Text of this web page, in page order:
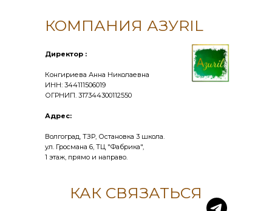
КОМПАНИЯ АЗУRIL
Директор :
Конгириева Анна Николаевна
ИНН: 344111506019
ОГРНИП. 317344300112550
Адрес:
Волгоград, ТЗР, Остановка 3 школа.
ул. Гросмана 6, ТЦ "Фабрика",
1 этаж, прямо и направо.
КАК СВЯЗАТЬСЯ